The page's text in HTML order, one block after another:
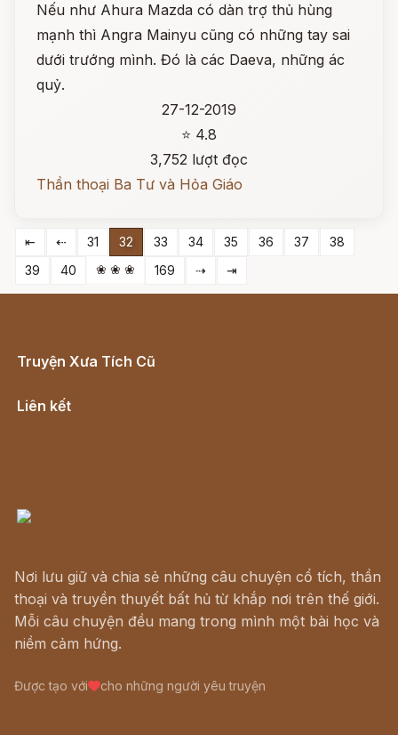
Nếu như Ahura Mazda có dàn trợ thủ hùng
mạnh thì Angra Mainyu cũng có những tay sai
dưới trướng mình. Đó là các Daeva, những ác
quỷ.
27-12-2019
⭐ 4.8
3,752 lượt đọc
Thần thoại Ba Tư và Hỏa Giáo
⇤ ⇠ 31 32 33 34 35 36 37
38
39
40 ❀ ❀ ❀ 169 ⇢ ⇥
Truyện Xưa Tích Cũ
Liên kết
Nơi lưu giữ và chia sẻ những câu chuyện cổ tích, thần
thoại và truyền thuyết bất hủ từ khắp nơi trên thế giới.
Mỗi câu chuyện đều mang trong mình một bài học và
niềm cảm hứng.
Được tạo với cho những người yêu truyện